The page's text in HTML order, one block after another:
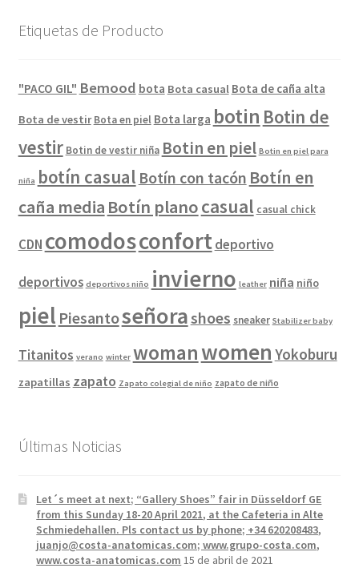
Etiquetas de Producto
"PACO GIL" Bemood bota Bota casual Bota de caña alta
Bota de vestir Bota en piel Bota larga botin Botin de
vestir Botin de vestir niña Botin en piel Botin en piel para
niña botín casual Botín con tacón Botín en
caña media Botín planocasual casual chick
CDN comodosconfortdeportivo
deportivos deportivos niño invierno leather niña niño
piel Piesantoseñorashoes sneaker Stabilizer baby
Titanitos verano winter womanwomen Yokoburu
zapatillas zapato Zapato colegial de niño zapato de niño
Últimas Noticias
Let´s meet at next; “Gallery Shoes” fair in Düsseldorf GE
from this Sunday 18-20 April 2021, at the Cafeteria in Alte
Schmiedehallen. Pls contact us by phone; +34 620208483,
juanjo@costa-anatomicas.com; www.grupo-costa.com,
www.costa-anatomicas.com 15 de abril de 2021